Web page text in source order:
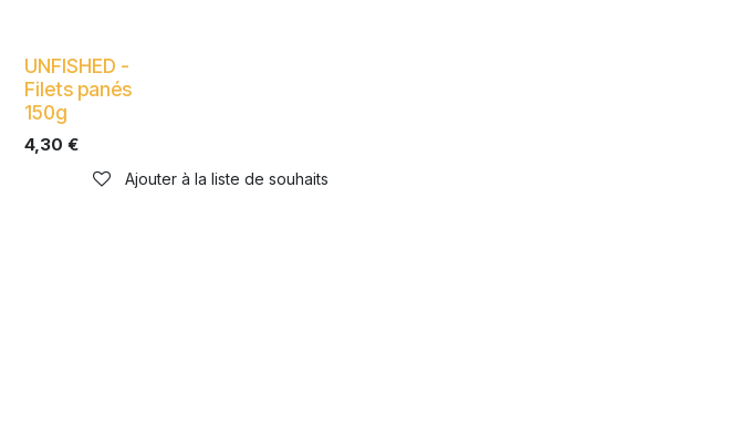
UNFISHED -
Filets panés
150g
4,30 €
Ajouter à la liste de souhaits